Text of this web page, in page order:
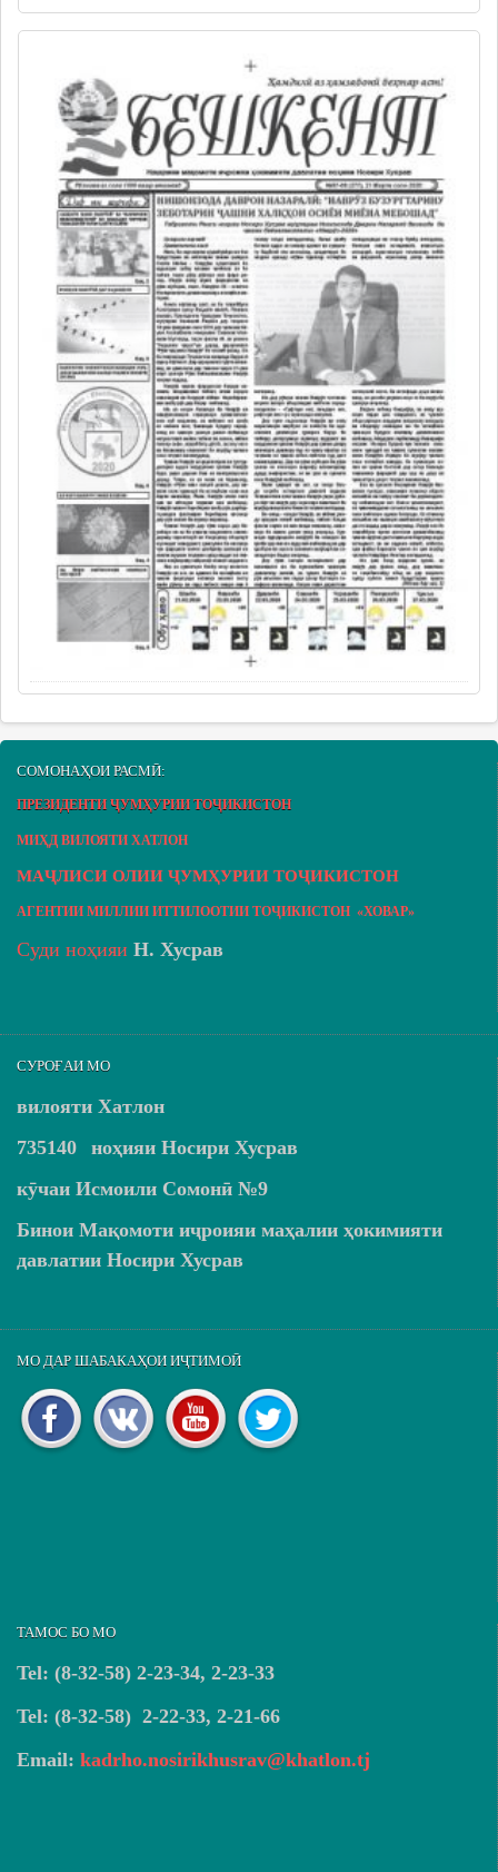
СОМОНАҲОИ РАСМӢ:
ПРЕЗИДЕНТИ ҶУМҲУРИИ ТОҶИКИСТОН
МИҲД ВИЛОЯТИ ХАТЛОН
МАҶЛИСИ ОЛИИ ҶУМҲУРИИ ТОҶИКИСТОН
АГЕНТИИ МИЛЛИИ ИТТИЛООТИИ ТОҶИКИСТОН «ХОВАР»
Суди ноҳияи Н. Хусрав
СУРОҒАИ МО
вилояти Хатлон
735140
ноҳияи Носири Хусрав
кӯчаи Исмоили Сомонӣ №9
Бинои Мақомоти иҷроияи маҳалии ҳокимияти
давлатии Носири Хусрав
МО ДАР ШАБАКАҲОИ ИҶТИМОӢ
ТАМОС БО МО
Tel: (8-32-58) 2-23-34, 2-23-33
Tel: (8-32-58) 2-22-33, 2-21-66
Email: kadrho.nosirikhusrav@khatlon.tj